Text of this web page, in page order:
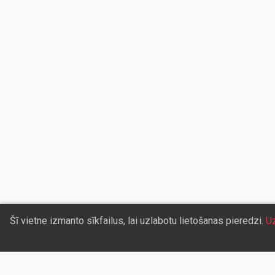
Šī vietne izmanto sīkfailus, lai uzlabotu lietošanas pieredzi.